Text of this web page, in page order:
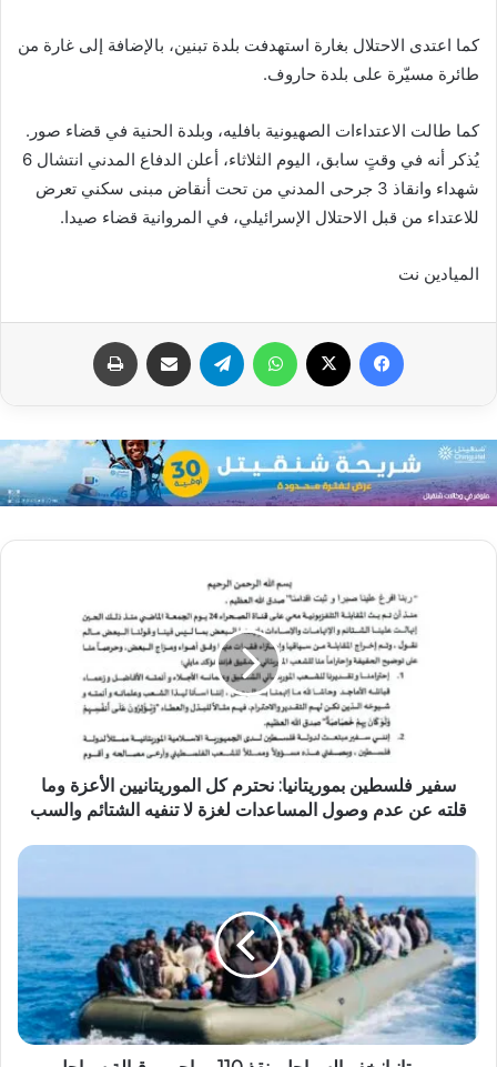
كما اعتدى الاحتلال بغارة استهدفت بلدة تبنين، بالإضافة إلى غارة من
طائرة مسيّرة على بلدة حاروف.
كما طالت الاعتداءات الصهيونية بافليه، وبلدة الحنية في قضاء صور.
يُذكر أنه في وقتٍ سابق، اليوم الثلاثاء، أعلن الدفاع المدني انتشال 6
شهداء وانقاذ 3 جرحى المدني من تحت أنقاض مبنى سكني تعرض
للاعتداء من قبل الاحتلال الإسرائيلي، في المروانية قضاء صيدا.
الميادين نت
فيسبوك واتساب تيلقرام مشاركة عبر البريد
سفير فلسطين بموريتانيا: نحترم كل الموريتانيين الأعزة وما
قلته عن عدم وصول المساعدات لغزة لا تنفيه الشتائم والسب